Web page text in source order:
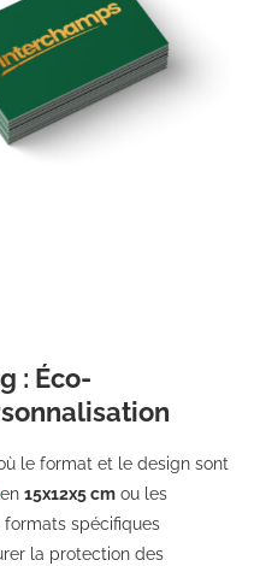
: Éco-
le format et le design sont
en 15x12x5 cm ou les
spécifiques
la protection des